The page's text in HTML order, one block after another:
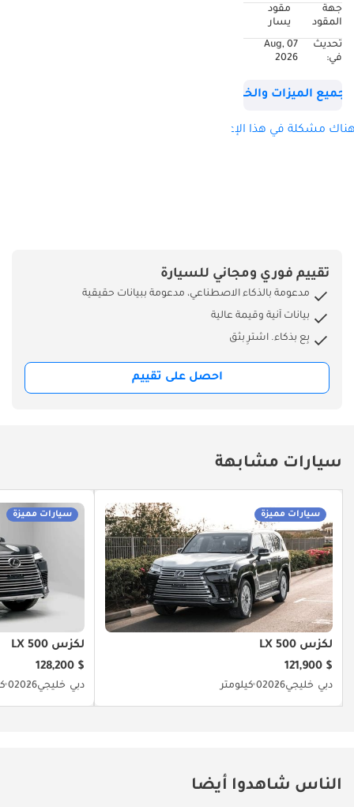
المتطورة لدينا، والتي
الحصول على
الأوسط وأوروبا
وأمريكا الشمالية
لمساعدتكم في تلبية
احتياجاتكم.
جهة
المقود
مقود
يسار
تحديث
في:
07 Aug,
2026
جميع الميزات والخصائص
مشكلة في هذا الإعلان؟
تقييم فوري ومجاني للسيارة
مدعومة بالذكاء الاصطناعي، مدعومة ببيانات حقيقية
بيانات آنية وقيمة عالية
بِع بذكاء. اشترِ بثق
احصل على تقييم
سيارات مشابهة
سيارات مميزة
لكزس LX 500
$ 121,900
دبي خليجي20260 كيلومتر
سيارات مميزة
لكزس LX 500
$ 128,200
دبي خليجي20260 كيلومتر
الناس شاهدوا أيضا